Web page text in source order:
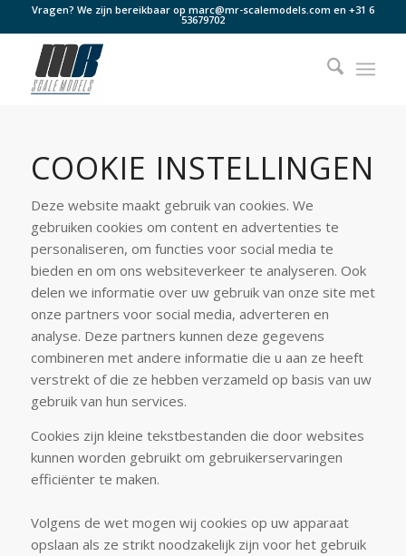
Vragen? We zijn bereikbaar op marc@mr-scalemodels.com en +31 6
53679702
COOKIE INSTELLINGEN
Deze website maakt gebruik van cookies. We
gebruiken cookies om content en advertenties te
personaliseren, om functies voor social media te
bieden en om ons websiteverkeer te analyseren. Ook
delen we informatie over uw gebruik van onze site met
onze partners voor social media, adverteren en
analyse. Deze partners kunnen deze gegevens
combineren met andere informatie die u aan ze heeft
verstrekt of die ze hebben verzameld op basis van uw
gebruik van hun services.
Cookies zijn kleine tekstbestanden die door websites
kunnen worden gebruikt om gebruikerservaringen
efficiënter te maken.
Volgens de wet mogen wij cookies op uw apparaat
opslaan als ze strikt noodzakelijk zijn voor het gebruik